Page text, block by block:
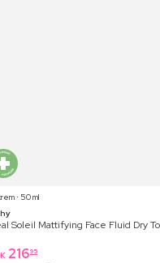
⋅ 50 ml
Soleil Mattifying Face Fluid Dry
21695